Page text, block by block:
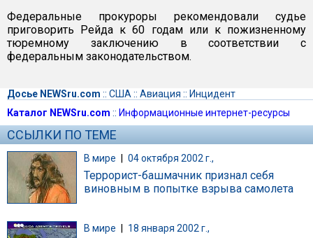
Федеральные прокуроры рекомендовали судье
приговорить Рейда к 60 годам или к пожизненному
тюремному заключению в соответствии с
федеральным законодательством.
Досье NEWSru.com :: США :: Авиация :: Инцидент
Каталог NEWSru.com :: Информационные интернет-ресурсы
ССЫЛКИ ПО ТЕМЕ
В мире | 04 октября 2002 г.,
Террорист-башмачник признал себя
виновным в попытке взрыва самолета
В мире 18 января 2002 г.,